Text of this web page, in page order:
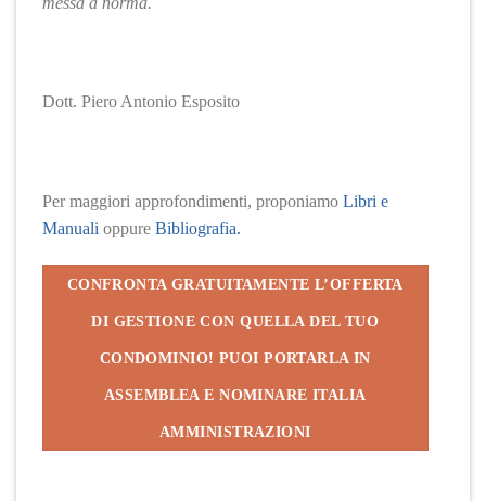
Dott. Piero Antonio Esposito
Per maggiori approfondimenti, proponiamo Libri e
Manuali oppure Bibliografia.
CONFRONTA GRATUITAMENTE L’OFFERTA
DI GESTIONE CON QUELLA DEL TUO
CONDOMINIO! PUOI PORTARLA IN
ASSEMBLEA E NOMINARE ITALIA
AMMINISTRAZIONI